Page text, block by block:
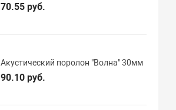
70.55 руб.
Акустический поролон "Волна" 30мм
90.10 руб.